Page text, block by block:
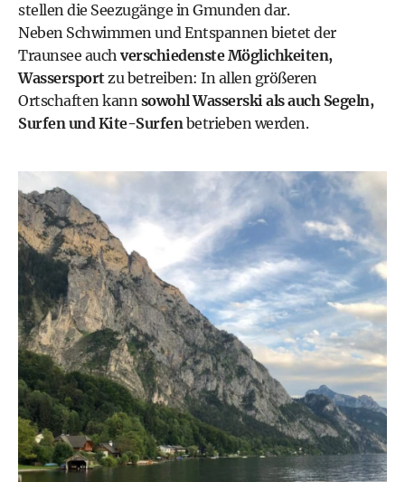
stellen die Seezugänge in Gmunden dar.
Neben Schwimmen und Entspannen bietet der
Traunsee auch verschiedenste Möglichkeiten,
Wassersportzu betreiben: In allen größeren
Ortschaften kannsowohl Wasserski als auch Segeln,
Surfen und Kite-Surfenbetrieben werden.